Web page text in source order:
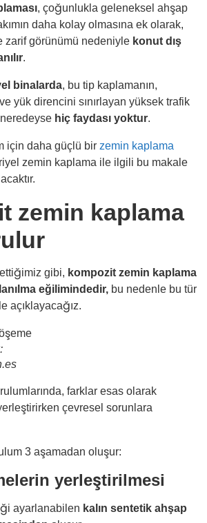
, çoğunlukla geleneksel ahşap
daha kolay olmasına ek olarak,
zarif görünümü nedeniyle konut dış
.
binalarda, bu tip kaplamanın,
yük direncini sınırlayan yüksek trafik
hiç faydası yoktur.
için daha güçlü bir zemin kaplama
zemin kaplama ile ilgili bu makale
zemin kaplama
gibi, kompozit zemin kaplama
eğilimindedir, bu nedenle bu tür
açıklayacağız.
farklar esas olarak
çevresel sorunlara
3 aşamadan oluşur:
yerleştirilmesi
ayarlanabilen kalın sentetik ahşap